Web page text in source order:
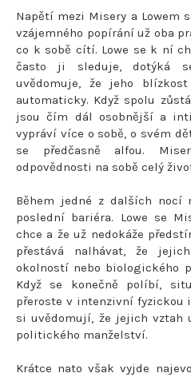
Napětí mezi Misery a Lowem
vzájemného popírání už oba
co k sobě cítí. Lowe se k ní
často ji sleduje, dotýká
uvědomuje, že jeho
automaticky. Když spolu
jsou čím dál osobnější a
vypráví více o sobě, o svém
se předčasně alfou.
odpovědnosti na sobě celý
Během jedné z dalších nocí
poslední bariéra. Lowe se
chce a že už nedokáže
přestává nalhávat, že
okolností nebo biologického
Když se konečně políbí,
přeroste v intenzivní fyzickou
si uvědomují, že jejich vztah
politického manželství.
Krátce nato však vyjde